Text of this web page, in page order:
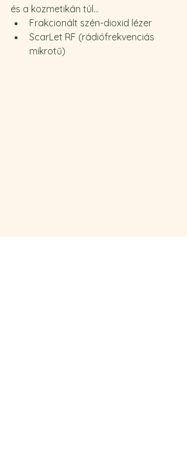
és a kozmetikán túl...
Frakcionált szén-dioxid lézer
ScarLet RF (rádiófrekvenciás
mikrotű)